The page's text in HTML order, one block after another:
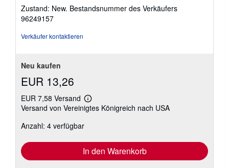
von
Zustand: New. Bestandsnummer des Verkäufers
96249157
Verkäufer kontaktieren
Neu kaufen
EUR 13,26
EUR 7,58 Versand
Weitere
Informationen
Versand von Vereinigtes Königreich nach USA
Anzahl: 4 verfügbar
In den Warenkorb